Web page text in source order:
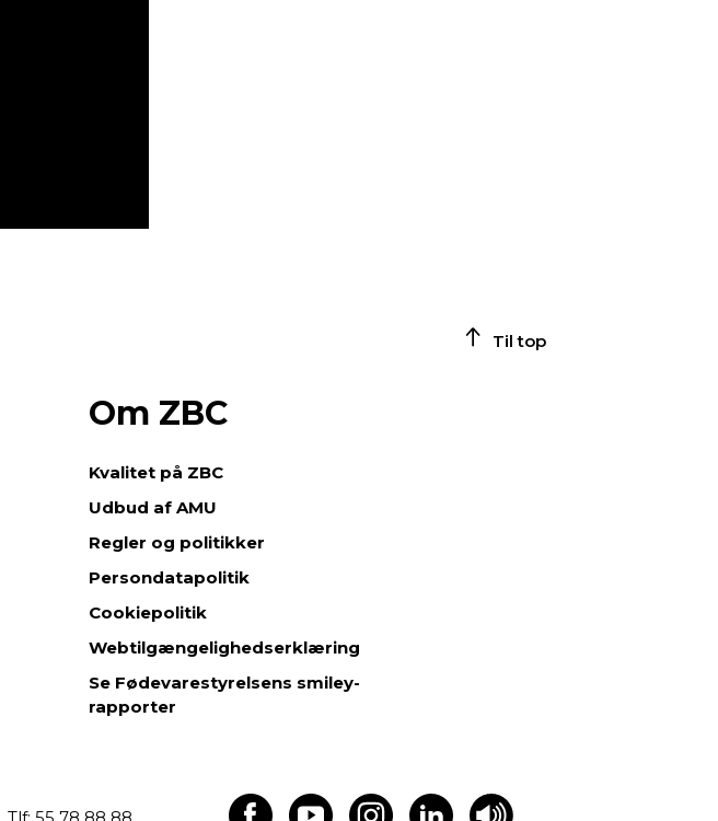
Til top
Om ZBC
Kvalitet på ZBC
Udbud af AMU
Regler og politikker
Persondatapolitik
Cookiepolitik
Webtilgængelighedserklæring
Se Fødevarestyrelsens smiley-
rapporter